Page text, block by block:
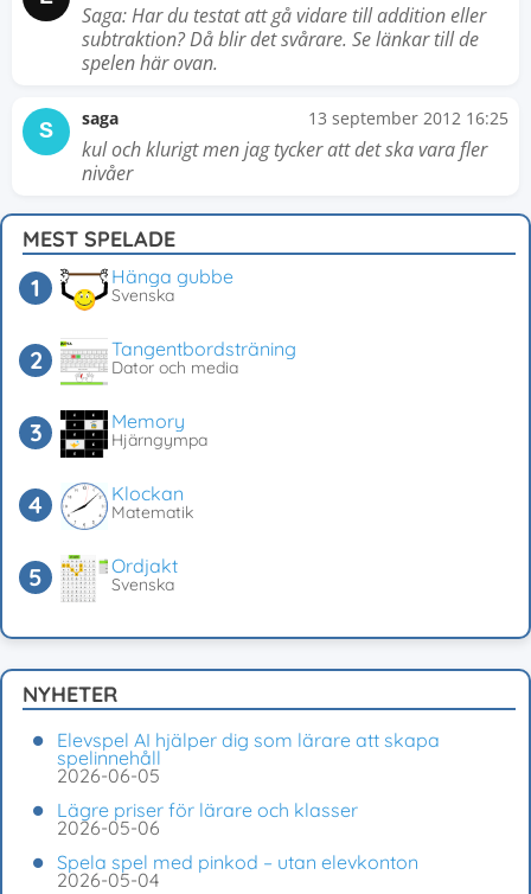
Saga: Har du testat att gå vidare till addition eller
subtraktion? Då blir det svårare. Se länkar till de
spelen här ovan.
S saga 13 september 2012 16:25
kul och klurigt men jag tycker att det ska vara fler
nivåer
MEST SPELADE
Hänga gubbe
Svenska
Tangentbordsträning
Dator och media
Memory
Hjärngympa
Klockan
Matematik
Ordjakt
Svenska
NYHETER
Elevspel AI hjälper dig som lärare att skapa
spelinnehåll
2026-06-05
Lägre priser för lärare och klasser
2026-05-06
Spela spel med pinkod – utan elevkonton
2026-05-04